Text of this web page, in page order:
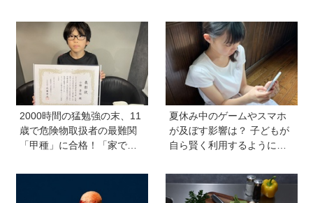
と・性教育のポイントは？
【『発達障害の子の性のル
ール』著者に聞いた】
「退職しよう」と決意する
まで
2000時間の猛勉強の末、11
歳で危険物取扱者の最難関
「甲種」に合格！「家で両
もやらなきゃと思った」
夏休み中のゲームやスマホ
が及ぼす影響は？ 子どもが
自ら賢く利用するようにな
の専門家・井上顕滋先生が